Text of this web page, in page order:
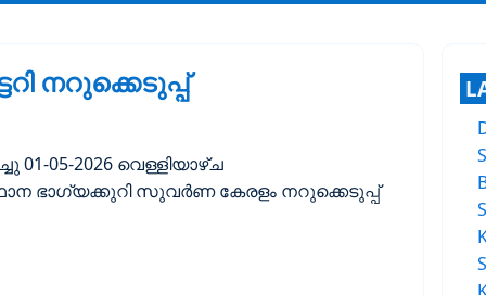
നറുക്കെടുപ്പ്
01-05-2026 വെള്ളിയാഴ്ച
ഭാഗ്യക്കുറി സുവർണ കേരളം നറുക്കെടുപ്പ്